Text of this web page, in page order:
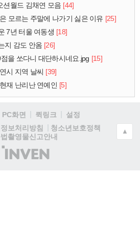
션월드 김채연 모음 [44]
모르는 주말에 나가기 싫은 이유 [25]
7년 터울 여동생 [18]
지 감도 안옴 [26]
을 쏘다니 대단하시네요.jpg [15]
시 지역 날씨 [39]
재 난리난 연예인 [5]
PC화면 퀵링크
설정
보처리방침
청소년보호정책
촬영물신고안내
(주)
인
▲